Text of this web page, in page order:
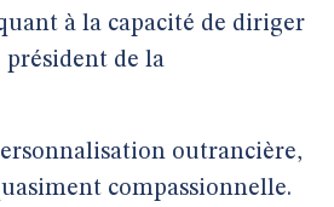
à la capacité de diriger
président de la
outrancière,
compassionnelle.